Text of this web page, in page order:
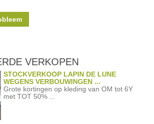
VERKOPEN
STOCKVERKOOP LAPIN DE LUNE
WEGENS VERBOUWINGEN ...
Grote kortingen op kleding van OM tot 6Y
met TOT 50% ...